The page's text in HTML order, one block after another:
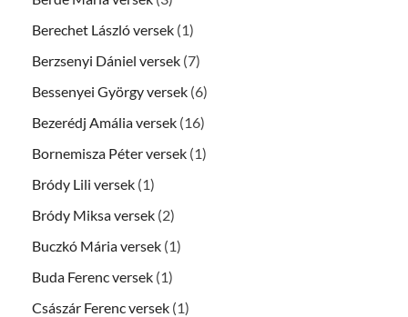
Berechet László versek (1)
Berzsenyi Dániel versek (7)
Bessenyei György versek (6)
Bezerédj Amália versek (16)
Bornemisza Péter versek (1)
Bródy Lili versek (1)
Bródy Miksa versek (2)
Buczkó Mária versek (1)
Buda Ferenc versek (1)
Császár Ferenc versek (1)